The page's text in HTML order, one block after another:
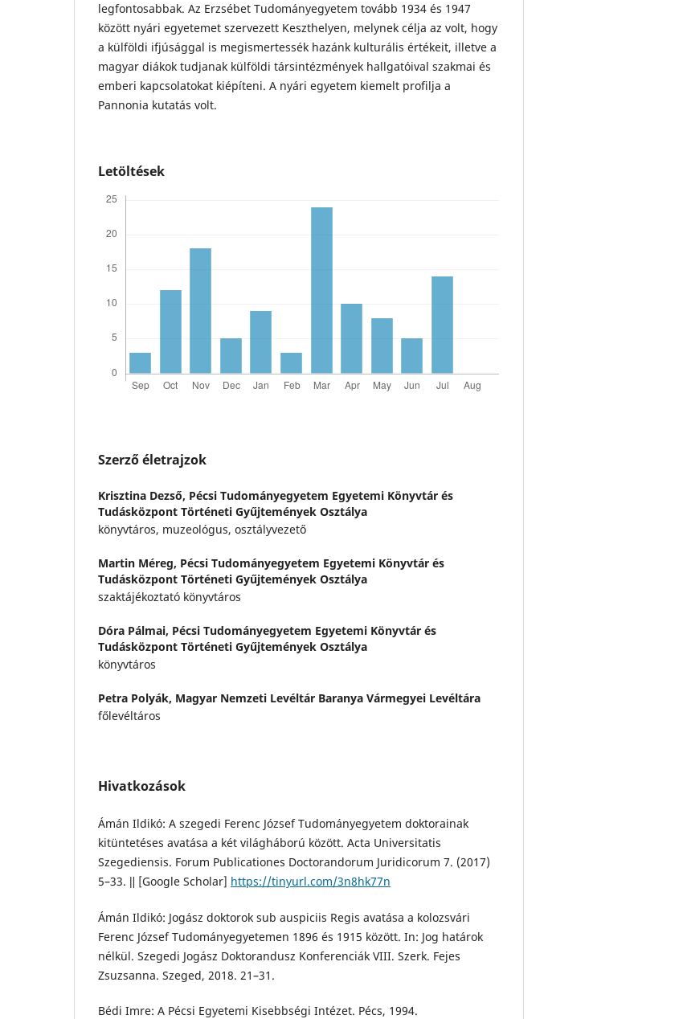
legfontosabbak. Az Erzsébet Tudományegyetem tovább 1934 és 1947
között nyári egyetemet szervezett Keszthelyen, melynek célja az volt, hogy
a külföldi ifjúsággal is megismertessék hazánk kulturális értékeit, illetve a
magyar diákok tudjanak külföldi társintézmények hallgatóival szakmai és
emberi kapcsolatokat kiépíteni. A nyári egyetem kiemelt profilja a
Pannonia kutatás volt.
Letöltések
Szerző életrajzok
Krisztina Dezső, Pécsi Tudományegyetem Egyetemi Könyvtár és
Tudásközpont Történeti Gyűjtemények Osztálya
könyvtáros, muzeológus, osztályvezető
Martin Méreg, Pécsi Tudományegyetem Egyetemi Könyvtár és
Tudásközpont Történeti Gyűjtemények Osztálya
szaktájékoztató könyvtáros
Dóra Pálmai, Pécsi Tudományegyetem Egyetemi Könyvtár és
Tudásközpont Történeti Gyűjtemények Osztálya
könyvtáros
Petra Polyák, Magyar Nemzeti Levéltár Baranya Vármegyei Levéltára
főlevéltáros
Hivatkozások
Ámán Ildikó: A szegedi Ferenc József Tudományegyetem doktorainak
kitüntetéses avatása a két világháború között. Acta Universitatis
Szegediensis. Forum Publicationes Doctorandorum Juridicorum 7. (2017)
5–33. ǁ [Google Scholar] https://tinyurl.com/3n8hk77n
Ámán Ildikó: Jogász doktorok sub auspiciis Regis avatása a kolozsvári
Ferenc József Tudományegyetemen 1896 és 1915 között. In: Jog határok
nélkül. Szegedi Jogász Doktorandusz Konferenciák VIII. Szerk. Fejes
Zsuzsanna. Szeged, 2018. 21–31.
Bédi Imre: A Pécsi Egyetemi Kisebbségi Intézet. Pécs, 1994.